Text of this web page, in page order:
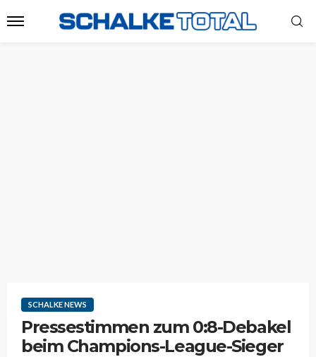
SCHALKE NEWS
Pressestimmen zum 0:8-Debakel
beim Champions-League-Sieger